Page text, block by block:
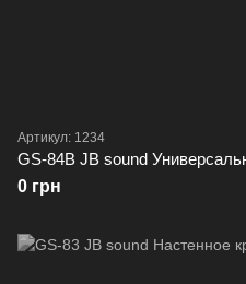
Артикул: 1234
GS-84B JB sound
0 грн